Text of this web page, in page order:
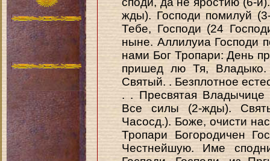
жды). Господи помилуй
Тебе, Господи (24
ныне. Аллилуиа Господи
нами Бог Тропари: День
пришед лю Тя,
Святый. . Безплотное
. . Пресвятая
Все силы (2-жды).
Часосд.). Боже, очисти
Тропари Богородичен
Честнейшую. Име